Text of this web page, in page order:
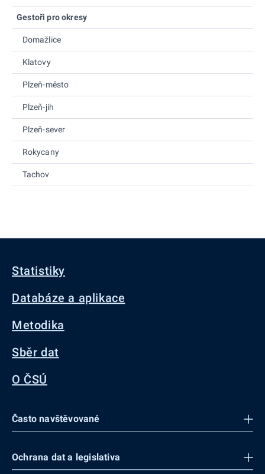
Gestoři pro okresy
Domažlice
Klatovy
Plzeň-město
Plzeň-jih
Plzeň-sever
Rokycany
Tachov
Statistiky
Databáze a aplikace
Metodika
Sběr dat
O ČSÚ
Často navštěvované
Ochrana dat a legislativa